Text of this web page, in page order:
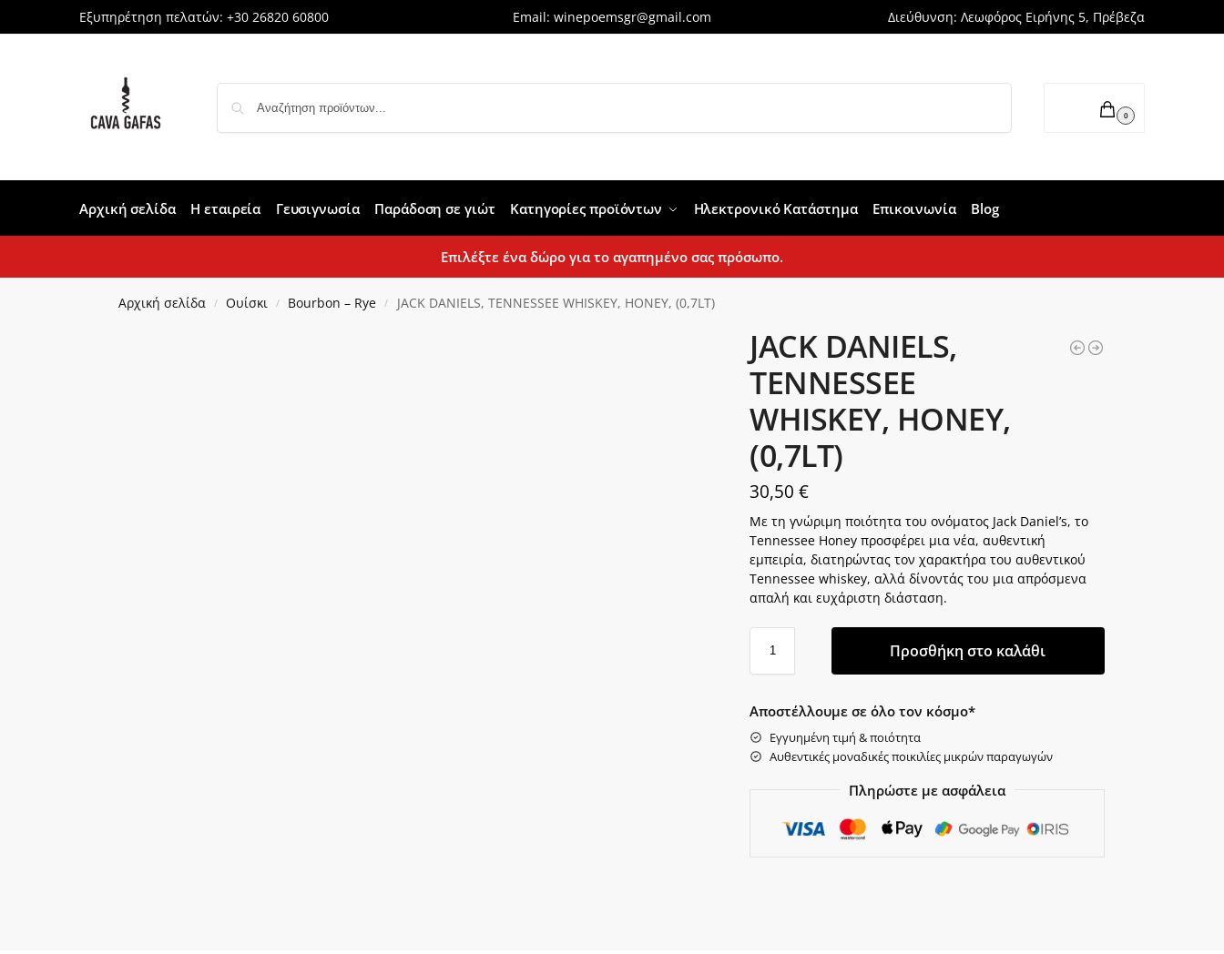
Εξυπηρέτηση πελατών: +30 26820 60800 Email: winepoemsgr@gmail.com Διεύθυνση: Λεωφόρος Ειρήνης 5, Πρέβεζα
0
Αρχική σελίδα Η εταιρεία Γευσιγνωσία Παράδοση σε γιώτ Κατηγορίες προϊόντων Ηλεκτρονικό Κατάστημα Επικοινωνία Blog
Επιλέξτε ένα δώρο για το αγαπημένο σας πρόσωπο.
Αρχική σελίδα / Ουίσκι / Bourbon – Rye / JACK DANIELS, TENNESSEE WHISKEY, HONEY, (0,7LT)
JACK DANIELS,
TENNESSEE
WHISKEY, HONEY,
(0,7LT)
30,50€
Με τη γνώριμη ποιότητα του ονόματος Jack Daniel’s, το
Tennessee Honey προσφέρει μια νέα, αυθεντική
εμπειρία, διατηρώντας τον χαρακτήρα του αυθεντικού
Tennessee whiskey, αλλά δίνοντάς του μια απρόσμενα
απαλή και ευχάριστη διάσταση.
Προσθήκη στο καλάθι
Αποστέλλουμε σε όλο τον κόσμο*
Εγγυημένη τιμή & ποιότητα
Αυθεντικές μοναδικές ποικιλίες μικρών παραγωγών
Πληρώστε με ασφάλεια